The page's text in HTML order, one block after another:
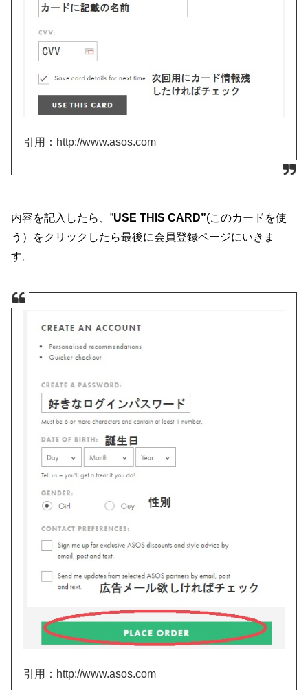
引用：http://www.asos.com
内容を記入したら、”USE THIS CARD”(このカードを使
う）をクリックしたら最後に会員登録ページにいきま
す。
引用：http://www.asos.com